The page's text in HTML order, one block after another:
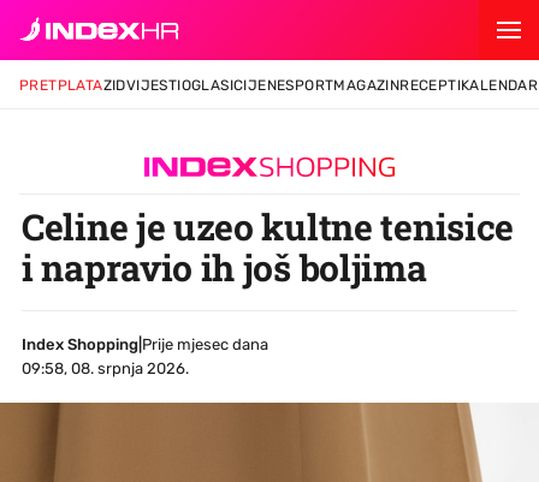
PRETPLATAZIDVIJESTIOGLASICIJENESPORTMAGAZINRECEPTIKALENDAR
Celine je uzeo kultne tenisice
i napravio ih još boljima
Index Shopping
Prije mjesec dana
09:58, 08. srpnja 2026.